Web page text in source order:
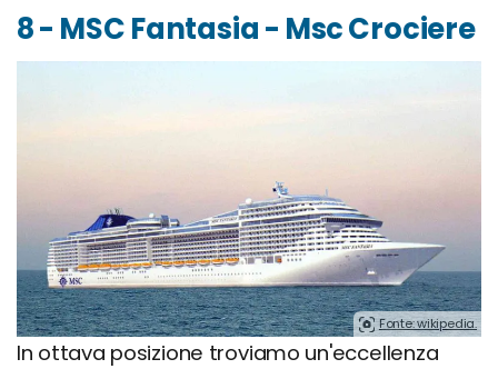
8 - MSC Fantasia - Msc Crociere
Fonte: wikipedia.
In ottava posizione troviamo un'eccellenza